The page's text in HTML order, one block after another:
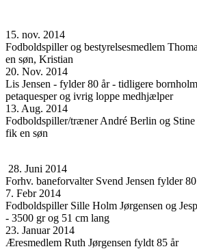
15. nov. 2014
Fodboldspiller og bestyrelsesmedlem
en søn, Kristian
20. Nov. 2014
Lis Jensen - fylder 80 år - tidligere
petaquesper og ivrig loppe medhjælper
13. Aug. 2014
Fodboldspiller/træner André Berlin og Stine
fik en søn
28. Juni 2014
Forhv. baneforvalter Svend Jensen fylder
7. Febr 2014
Fodboldspiller Sille Holm Jørgensen og
- 3500 gr og 51 cm lang
23. Januar 2014
Æresmedlem Ruth Jørgensen fyldt 85 år